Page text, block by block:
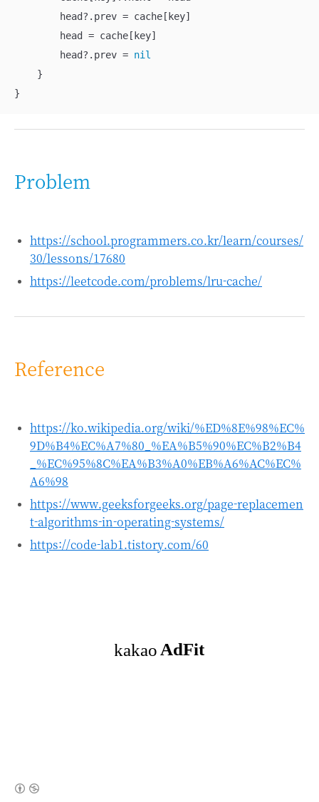
        head
? .prev = cache[key]
        head
= cache[key]
        head
? .prev = nil
    }
}
Problem
https://school.programmers.co.kr/learn/courses/
30/lessons/17680
https://leetcode.com/problems/lru-cache/
Reference
https://ko.wikipedia.org/wiki/%ED%8E%98%EC%
9D%B4%EC%A7%80_%EA%B5%90%EC%B2%B4
_%EC%95%8C%EA%B3%A0%EB%A6%AC%EC%
A6%98
https://www.geeksforgeeks.org/page-replacemen
t-algorithms-in-operating-systems/
https://code-lab1.tistory.com/60